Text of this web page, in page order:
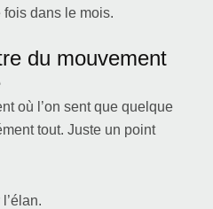
fois dans le mois.
du mouvement
où l’on sent que quelque
tout. Juste un point